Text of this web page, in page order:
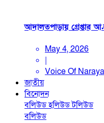
আদালতপাড়ায় গ্রেপ্তার
May 4, 2026
|
Voice Of
জাতীয়
বিনোদন
বলিউডহলিউডটলিউড
বলিউড